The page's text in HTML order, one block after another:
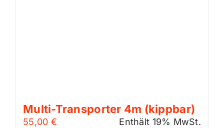
Multi-Transporter 4m (kippbar)
55,00 € Enthält 19% MwSt.